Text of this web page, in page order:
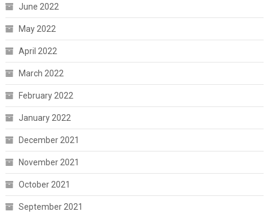
June 2022
May 2022
April 2022
March 2022
February 2022
January 2022
December 2021
November 2021
October 2021
September 2021